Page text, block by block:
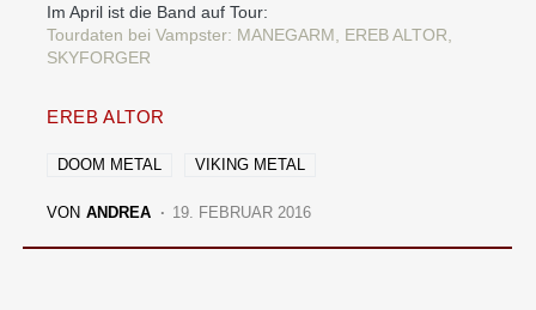
Im April ist die Band auf Tour:
Tourdaten bei Vampster: MANEGARM, EREB ALTOR,
SKYFORGER
EREB ALTOR
DOOM METAL VIKING METAL
VON ANDREA 19. FEBRUAR 2016